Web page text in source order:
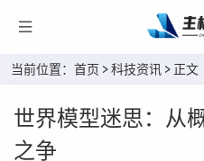
当前位置： 首页 >科技资讯 > 正文
世界模型迷思：从
之争